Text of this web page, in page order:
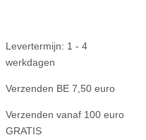
Levertermijn: 1 - 4
werkdagen
Verzenden BE 7,50 euro
Verzenden vanaf 100 euro
GRATIS